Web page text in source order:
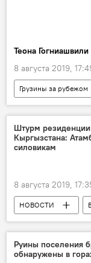
Теона Гогниашвили
8 августа 2019,
Грузины за рубежом
АНАЛИТИКА
ОБЩЕСТВО
Штурм
Кыргызстана:
силовикам
8 августа 2019,
НОВОСТИ
Алмазбек Атамбаев
Кыргызстан
ПРОИСШЕСТВИЯ
Руины поселения
обнаружены в